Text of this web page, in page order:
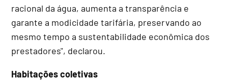
racional da água, aumenta a transparência e
garante a modicidade tarifária, preservando ao
mesmo tempo a sustentabilidade econômica dos
prestadores", declarou.
Habitações coletivas